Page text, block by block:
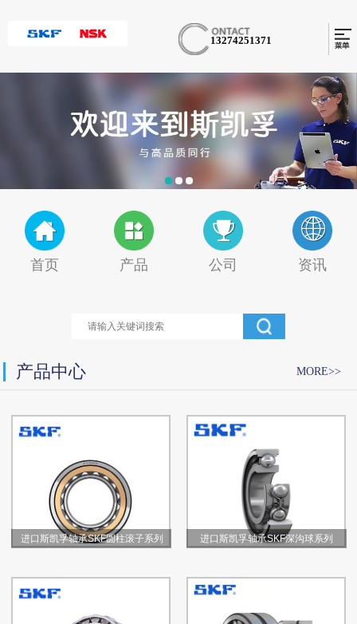
13274251371
首页 产品 公司 资讯
产品中心 MORE>>
进口斯凯孚轴承SKF圆柱滚子系列 进口斯凯孚轴承SKF深沟球系列